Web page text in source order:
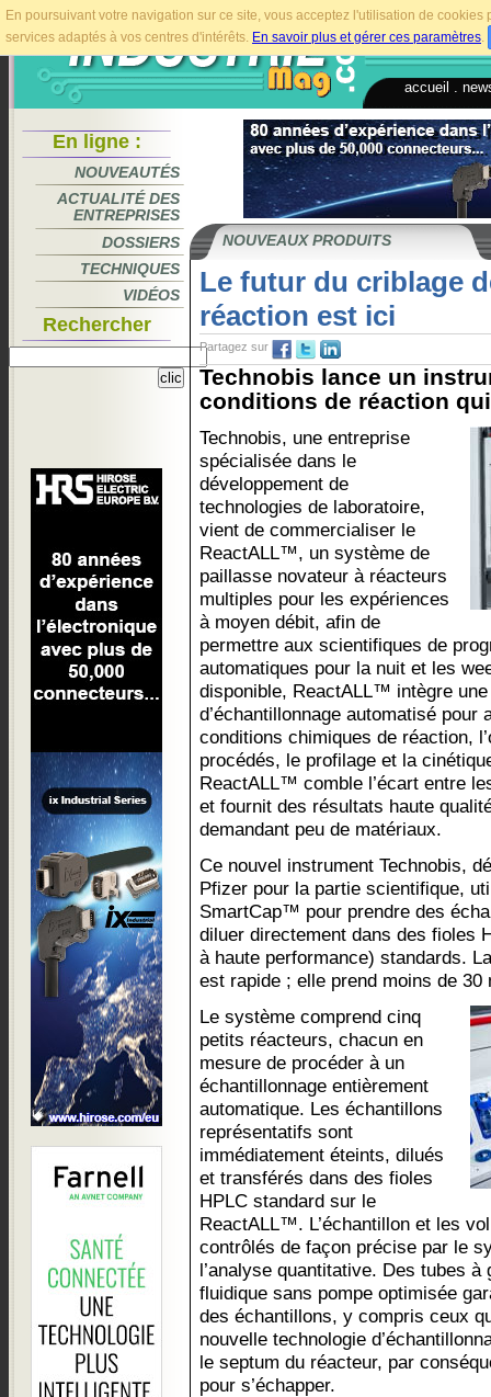
En poursuivant votre navigation sur ce site, vous acceptez l'utilisation de
services adaptés à vos centres d'intérêts. En savoir plus et gérer ces paramètres.
accueil
En ligne :
NOUVEAUTÉS
ACTUALITÉ DES
ENTREPRISES
DOSSIERS
TECHNIQUES
VIDÉOS
Rechercher
NOUVEAUX PRODUITS
Le futur du criblage
réaction est ici
Partagez sur
Technobis lance un
conditions de réaction
Technobis, une entreprise
spécialisée dans le
développement de
technologies de laboratoire,
vient de commercialiser le
ReactALL™, un système de
paillasse novateur à réacteurs
multiples pour les expériences
à moyen débit, afin de
permettre aux scientifiques de
automatiques pour la nuit et les
disponible, ReactALL™ intègre
d’échantillonnage automatisé
conditions chimiques de réaction,
procédés, le profilage et la
ReactALL™ comble l’écart entre
et fournit des résultats haute
demandant peu de matériaux.
Ce nouvel instrument Technobis,
Pfizer pour la partie scientifique,
SmartCap™ pour prendre des
diluer directement dans des fioles
à haute performance) standards.
est rapide ; elle prend moins de
Le système comprend cinq
petits réacteurs, chacun en
mesure de procéder à un
échantillonnage entièrement
automatique. Les échantillons
représentatifs sont
immédiatement éteints, dilués
et transférés dans des fioles
HPLC standard sur le
ReactALL™. L’échantillon et les
contrôlés de façon précise par le
l’analyse quantitative. Des tubes
fluidique sans pompe optimisée
des échantillons, y compris ceux
nouvelle technologie
le septum du réacteur, par
pour s’échapper.